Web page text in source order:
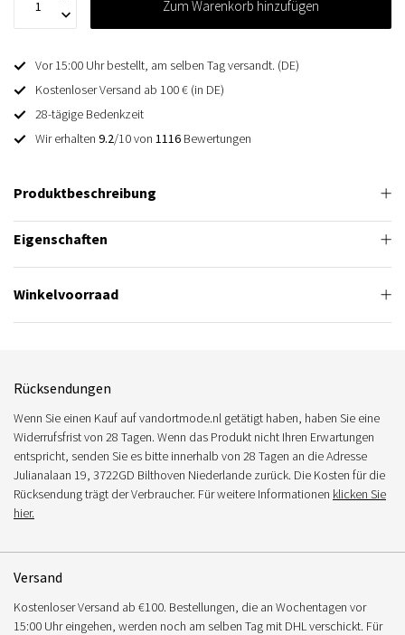
Zum Warenkorb hinzufügen
Vor 15:00 Uhr bestellt, am selben Tag versandt. (DE)
Kostenloser Versand ab 100 € (in DE)
28-tägige Bedenkzeit
Wir erhalten 9.2/10 von 1116 Bewertungen
Produktbeschreibung
Eigenschaften
Winkelvoorraad
Rücksendungen
Wenn Sie einen Kauf auf vandortmode.nl getätigt haben, haben Sie eine
Widerrufsfrist von 28 Tagen. Wenn das Produkt nicht Ihren Erwartungen
entspricht, senden Sie es bitte innerhalb von 28 Tagen an die Adresse
Julianalaan 19, 3722GD Bilthoven Niederlande zurück. Die Kosten für die
Rücksendung trägt der Verbraucher. Für weitere Informationen klicken Sie
hier.
Versand
Kostenloser Versand ab €100. Bestellungen, die an Wochentagen vor
15:00 Uhr eingehen, werden noch am selben Tag mit DHL verschickt. Für